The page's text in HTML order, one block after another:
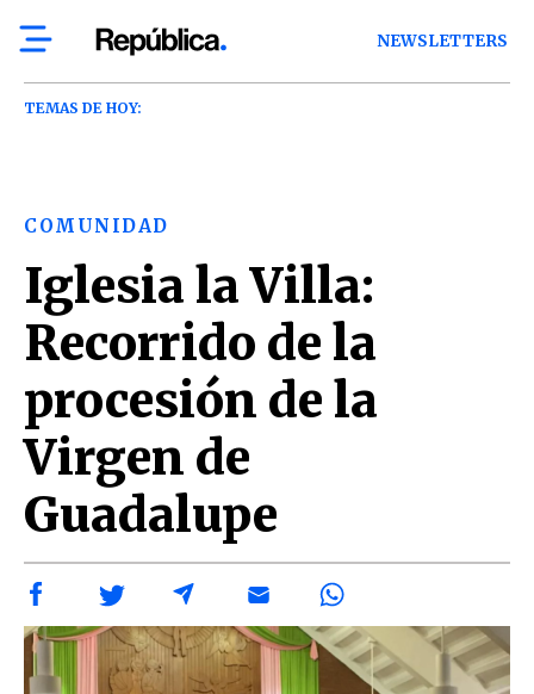
NEWSLETTERS
TEMAS DE HOY:
COMUNIDAD
Iglesia la Villa:
Recorrido de la
procesión de la
Virgen de
Guadalupe